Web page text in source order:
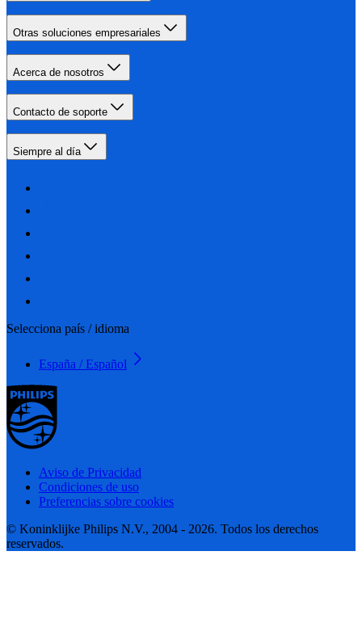
Otras soluciones empresariales
Acerca de nosotros
Contacto de soporte
Siempre al día
Selecciona país / idioma
España / Español
Aviso de Privacidad
Condiciones de uso
Preferencias sobre cookies
© Koninklijke Philips N.V., 2004 - 2026. Todos los derechos
reservados.